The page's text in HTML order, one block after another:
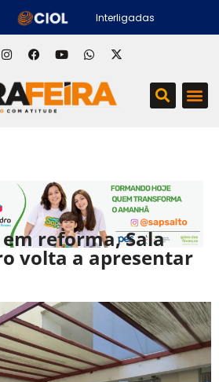
Interligadas
reforma, Sala
volta a apresentar